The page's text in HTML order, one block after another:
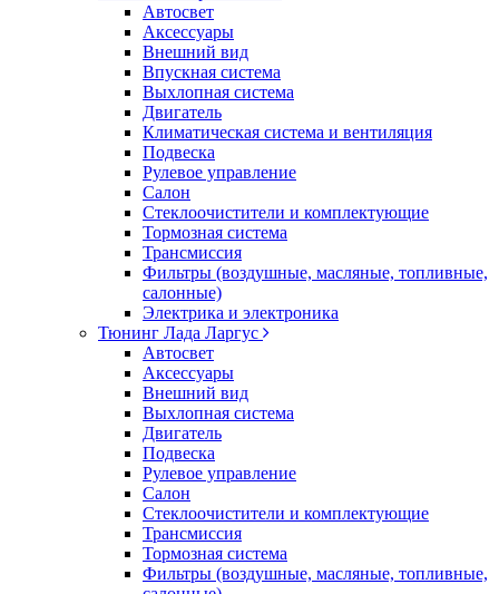
Автосвет
Аксессуары
Внешний вид
Впускная система
Выхлопная система
Двигатель
Климатическая система и вентиляция
Подвеска
Рулевое управление
Салон
Стеклоочистители и комплектующие
Тормозная система
Трансмиссия
Фильтры (воздушные, масляные, топливные,
салонные)
Электрика и электроника
Тюнинг Лада Ларгус
Автосвет
Аксессуары
Внешний вид
Выхлопная система
Двигатель
Подвеска
Рулевое управление
Салон
Стеклоочистители и комплектующие
Трансмиссия
Тормозная система
Фильтры (воздушные, масляные, топливные,